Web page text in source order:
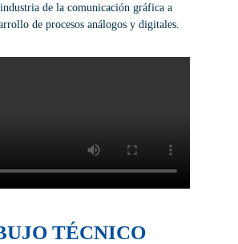
de la comunicación gráfica a
de procesos análogos y digitales.
TÉCNICO